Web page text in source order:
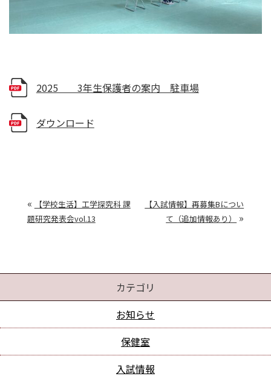
2025 3年生保護者の案内 駐車場
ダウンロード
«
【学校生活】工学探究科 課
題研究発表会vol.13
【入試情報】再募集Bについ
て（追加情報あり）
»
カテゴリ
お知らせ
保健室
入試情報